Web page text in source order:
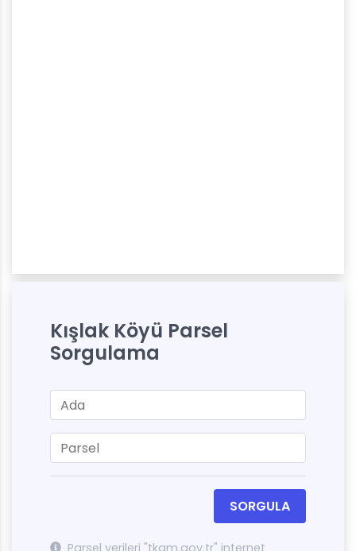
Kışlak Köyü Parsel
Sorgulama
SORGULA
Parsel verileri "tkgm.gov.tr" internet